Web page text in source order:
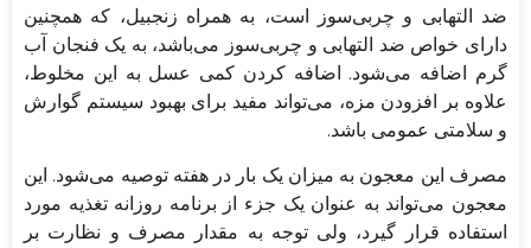
ضد التهابی و چربی‌سوز است، به همراه زنجبیل، که همچنین
دارای خواص ضد التهابی و چربی‌سوز می‌باشد، به یک فنجان آب
گرم اضافه می‌شود. اضافه کردن کمی عسل به این مخلوط،
علاوه بر افزودن مزه، می‌تواند مفید برای بهبود سیستم گوارش
و سلامتی عمومی باشد.
مصرف این معجون به میزان یک بار در هفته توصیه می‌شود. این
معجون می‌تواند به عنوان یک جزء از برنامه روزانه تغذیه مورد
استفاده قرار گیرد، ولی توجه به مقدار مصرف و نظارت بر